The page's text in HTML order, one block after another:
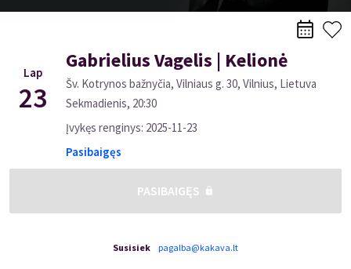
Lap
23
Gabrielius Vagelis | Kelionė
Šv. Kotrynos bažnyčia, Vilniaus g. 30, Vilnius, Lietuva
Sekmadienis, 20:30
Įvykęs renginys: 2025-11-23
Pasibaigęs
PASIBAIGĘS
Susisiek pagalba@kakava.lt